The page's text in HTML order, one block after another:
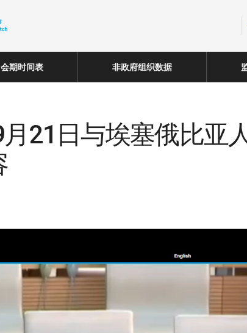
会期时间表 非政府组织数据
21日与埃塞俄比亚